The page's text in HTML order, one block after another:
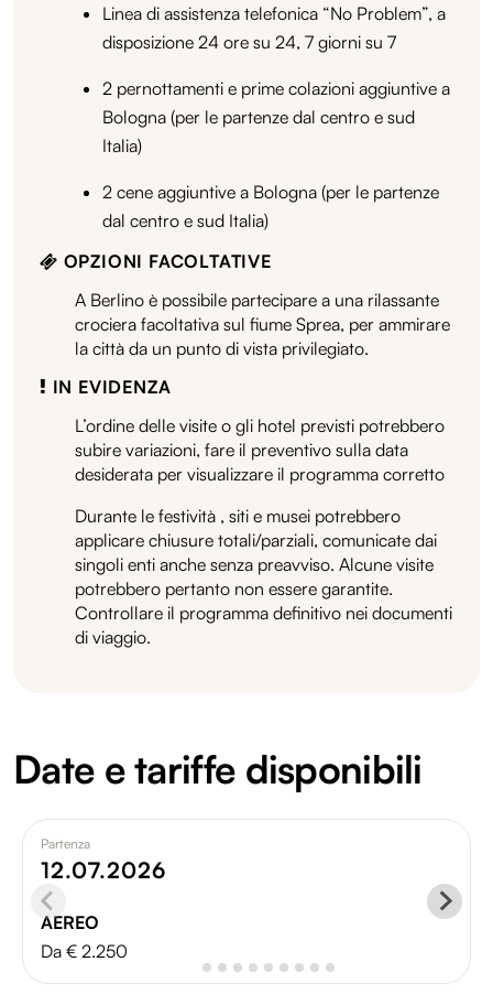
Linea di assistenza telefonica “No Problem”, a
disposizione 24 ore su 24, 7 giorni su 7
2 pernottamenti e prime colazioni aggiuntive a
Bologna (per le partenze dal centro e sud
Italia)
2 cene aggiuntive a Bologna (per le partenze
dal centro e sud Italia)
OPZIONI FACOLTATIVE
A Berlino è possibile partecipare a una rilassante
crociera facoltativa sul fiume Sprea, per ammirare
la città da un punto di vista privilegiato.
IN EVIDENZA
L’ordine delle visite o gli hotel previsti potrebbero
subire variazioni, fare il preventivo sulla data
desiderata per visualizzare il programma corretto
Durante le festività , siti e musei potrebbero
applicare chiusure totali/parziali, comunicate dai
singoli enti anche senza preavviso. Alcune visite
potrebbero pertanto non essere garantite.
Controllare il programma definitivo nei documenti
di viaggio.
Date e tariffe disponibili
Partenza
12.07.2026
AEREO
Da € 2.250